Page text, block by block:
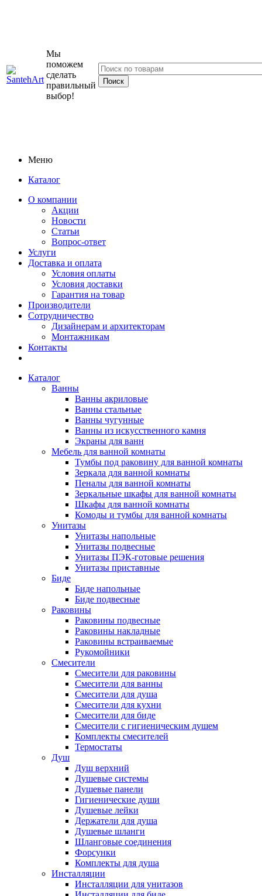
Мы
поможем
сделать
правильный
выбор!
Меню
Каталог
О компании
Акции
Новости
Статьи
Вопрос-ответ
Услуги
Доставка и оплата
Условия оплаты
Условия доставки
Гарантия на товар
Производители
Сотрудничество
Дизайнерам и архитекторам
Монтажникам
Контакты
Каталог
Ванны
Ванны акриловые
Ванны стальные
Ванны чугунные
Ванны из искусственного камня
Экраны для ванн
Мебель для ванной комнаты
Тумбы под раковину для ванной комнаты
Зеркала для ванной комнаты
Пеналы для ванной комнаты
Зеркальные шкафы для ванной комнаты
Шкафы для ванной комнаты
Комоды и тумбы для ванной комнаты
Унитазы
Унитазы напольные
Унитазы подвесные
Унитазы ПЭК-готовые решения
Унитазы приставные
Биде
Биде напольные
Биде подвесные
Раковины
Раковины подвесные
Раковины накладные
Раковины встраиваемые
Рукомойники
Смесители
Смесители для раковины
Смесители для ванны
Смесители для душа
Смесители для кухни
Смесители для биде
Смесители с гигиеническим душем
Комплекты смесителей
Термостаты
Душ
Душ верхний
Душевые системы
Душевые панели
Гигиенические души
Душевые лейки
Держатели для душа
Душевые шланги
Шланговые соединения
Форсунки
Комплекты для душа
Инсталляции
Инсталляции для унитазов